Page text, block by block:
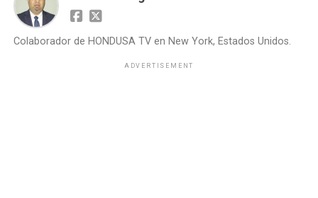
Colaborador de HONDUSA TV en New York, Estados Unidos.
ADVERTISEMENT